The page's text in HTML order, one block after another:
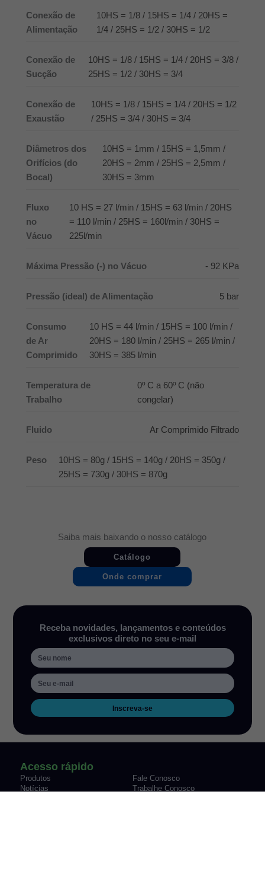
Conexão de
Alimentação
10HS = 1/8 / 15HS = 1/4 / 20HS =
1/4 / 25HS = 1/2 / 30HS = 1/2
Conexão de
Sucção
10HS = 1/8 / 15HS = 1/4 / 20HS = 3/8 /
25HS = 1/2 / 30HS = 3/4
Conexão de
Exaustão
10HS = 1/8 / 15HS = 1/4 / 20HS = 1/2
/ 25HS = 3/4 / 30HS = 3/4
Diâmetros dos
Orifícios (do
Bocal)
10HS = 1mm / 15HS = 1,5mm /
20HS = 2mm / 25HS = 2,5mm /
30HS = 3mm
Fluxo
no
Vácuo
10 HS = 27 l/min / 15HS = 63 l/min / 20HS
= 110 l/min / 25HS = 160l/min / 30HS =
225l/min
Máxima Pressão (-) no Vácuo - 92 KPa
Pressão (ideal) de Alimentação 5 bar
Consumo
de Ar
Comprimido
10 HS = 44 l/min / 15HS = 100 l/min /
20HS = 180 l/min / 25HS = 265 l/min /
30HS = 385 l/min
Temperatura de
Trabalho
0º C a 60º C (não
congelar)
Fluido Ar Comprimido Filtrado
Peso
10HS = 80g / 15HS = 140g / 20HS = 350g /
25HS = 730g / 30HS = 870g
Saiba mais baixando o nosso catálogo
Catálogo
Onde comprar
Receba novidades, lançamentos e conteúdos
exclusivos direto no seu e-mail
Inscreva-se
Acesso rápido
Produtos
Fale Conosco
Notícias
Trabalhe Conosco